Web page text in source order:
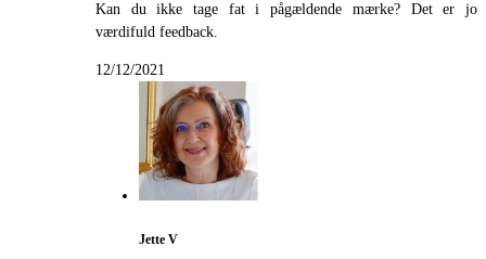
Kan du ikke tage fat i pågældende mærke? Det er jo
værdifuld feedback.
12/12/2021
Jette V